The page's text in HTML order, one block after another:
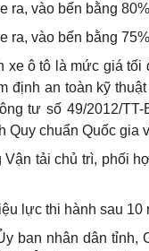
ra, vào bến bằng
ra, vào bến bằng
xe ô tô là mức giá
định an toàn kỹ
tư số 49/2012/
Quy chuẩn Quốc gia
tải chủ trì, phối
lực thi hành sau 10
ban nhân dân tỉnh,